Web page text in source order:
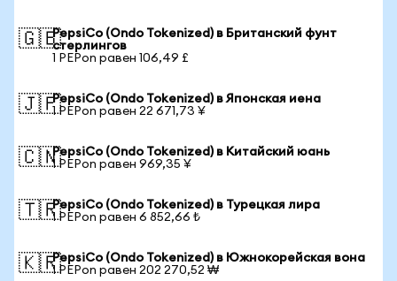
🇬🇧PepsiCo (Ondo Tokenized) в Британский фунт
стерлингов
1 PEPon равен 106,49 £
🇯🇵PepsiCo (Ondo Tokenized) в Японская иена
1 PEPon равен 22 671,73 ¥
🇨🇳PepsiCo (Ondo Tokenized) в Китайский юань
1 PEPon равен 969,35 ¥
🇹🇷PepsiCo (Ondo Tokenized) в Турецкая лира
1 PEPon равен 6 852,66 ₺
🇰🇷PepsiCo (Ondo Tokenized) в Южнокорейская вона
1 PEPon равен 202 270,52 ₩